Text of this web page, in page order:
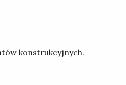
konstrukcyjnych.